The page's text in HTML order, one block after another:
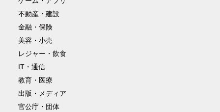
不動産・建設
金融・保険
美容・小売
レジャー・飲食
IT・通信
教育・医療
出版・メディア
官公庁・団体